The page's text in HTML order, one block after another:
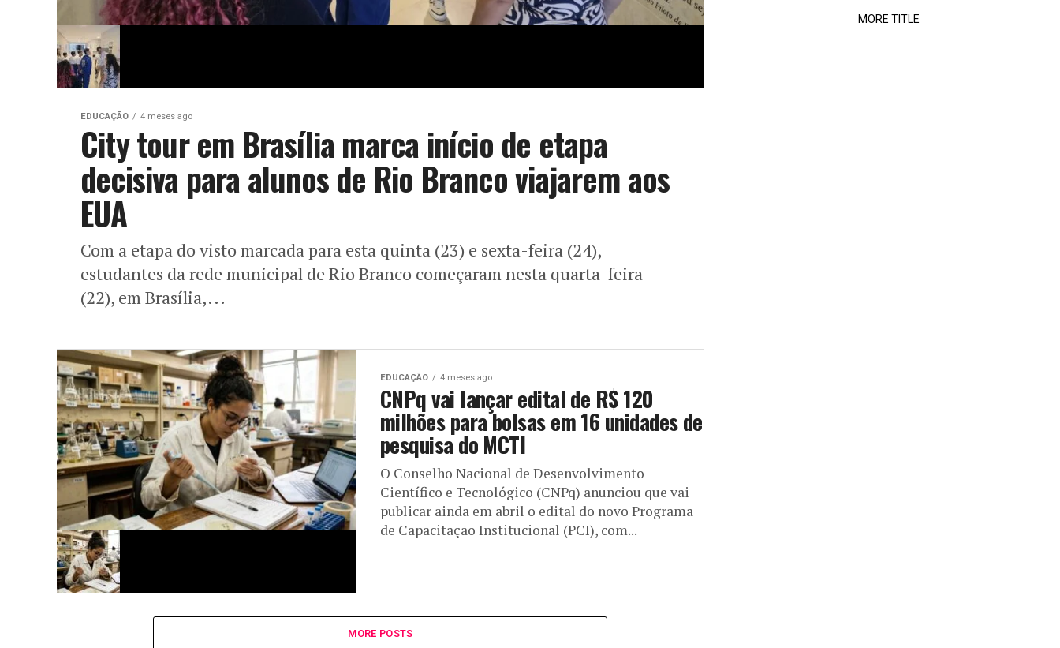
EDUCAÇÃO 4 meses ago
City tour em Brasília marca início de etapa
decisiva para alunos de Rio Branco viajarem aos
EUA
Com a etapa do visto marcada para esta quinta (23) e sexta-feira (24),
estudantes da rede municipal de Rio Branco começaram nesta quarta-feira
(22), em Brasília,...
EDUCAÇÃO 4 meses ago
CNPq vai lançar edital de R$ 120
milhões para bolsas em 16 unidades de
pesquisa do MCTI
O Conselho Nacional de Desenvolvimento
Científico e Tecnológico (CNPq) anunciou que vai
publicar ainda em abril o edital do novo Programa
de Capacitação Institucional (PCI), com...
MORE POSTS
MORE TITLE